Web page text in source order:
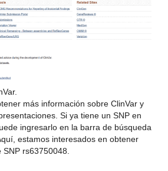
más información sobre ClinVar y
Si ya tiene un SNP en
ingresarlo en la barra de búsqueda
estamos interesados en obtener
rs63750048.